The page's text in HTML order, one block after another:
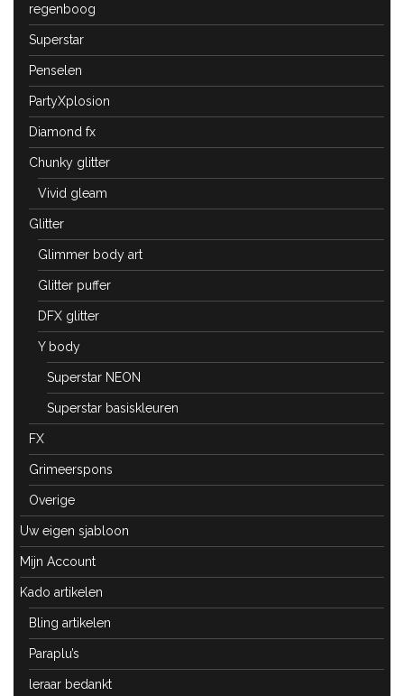
regenboog
Superstar
Penselen
PartyXplosion
Diamond fx
Chunky glitter
Vivid gleam
Glitter
Glimmer body art
Glitter puffer
DFX glitter
Y body
Superstar NEON
Superstar basiskleuren
FX
Grimeerspons
Overige
Uw eigen sjabloon
Mijn Account
Kado artikelen
Bling artikelen
Paraplu’s
leraar bedankt